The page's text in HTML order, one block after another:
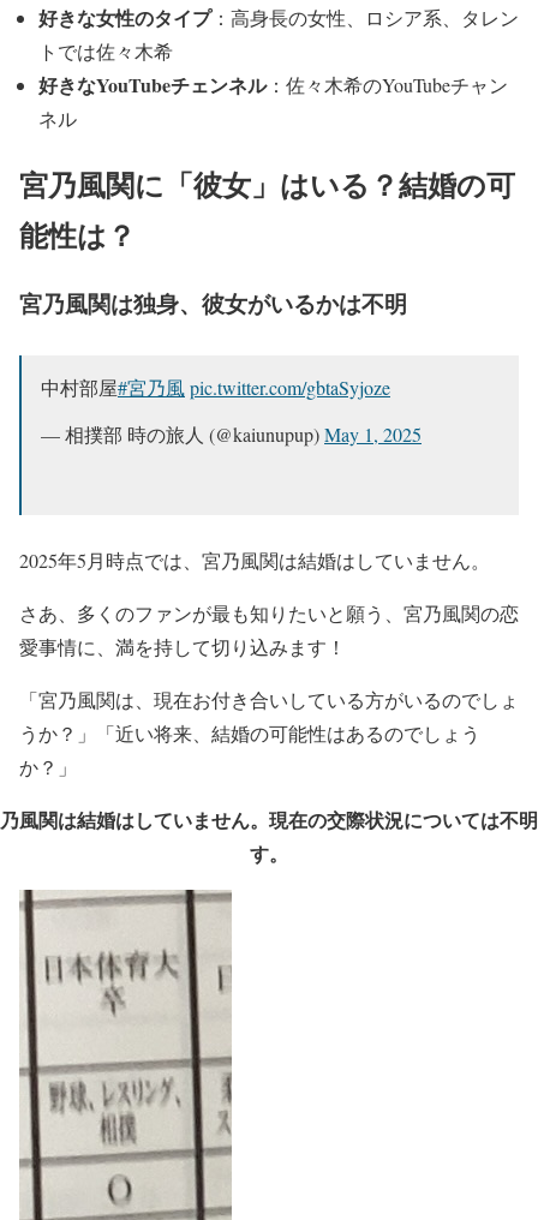
好きな女性のタイプ：高身長の女性、ロシア系、タレン
トでは佐々木希
好きなYouTubeチェンネル：佐々木希のYouTubeチャン
ネル
宮乃風関に「彼女」はいる？結婚の可
能性は？
宮乃風関は独身、彼女がいるかは不明
中村部屋#宮乃風pic.twitter.com/gbtaSyjoze
— 相撲部 時の旅人 (@kaiunupup)May 1, 2025
2025年5月時点では、宮乃風関は結婚はしていません。
さあ、多くのファンが最も知りたいと願う、宮乃風関の恋
愛事情に、満を持して切り込みます！
「宮乃風関は、現在お付き合いしている方がいるのでしょ
うか？」「近い将来、結婚の可能性はあるのでしょう
か？」
風関は結婚はしていません。現在の交際状況については不
す。